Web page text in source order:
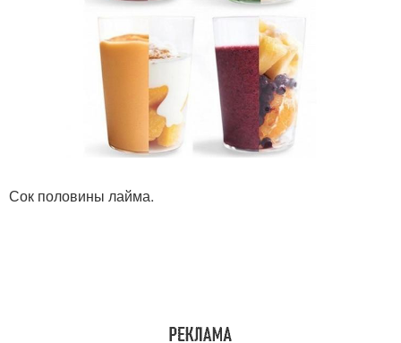
Сок половины лайма.